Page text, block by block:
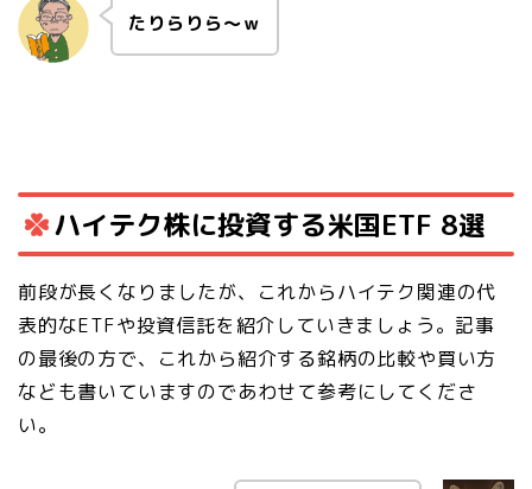
たりらりら～ｗ
ハイテク株に投資する米国ETF 8選
前段が長くなりましたが、これからハイテク関連の代
表的なETFや投資信託を紹介していきましょう。記事
の最後の方で、これから紹介する銘柄の比較や買い方
なども書いていますのであわせて参考にしてくださ
い。